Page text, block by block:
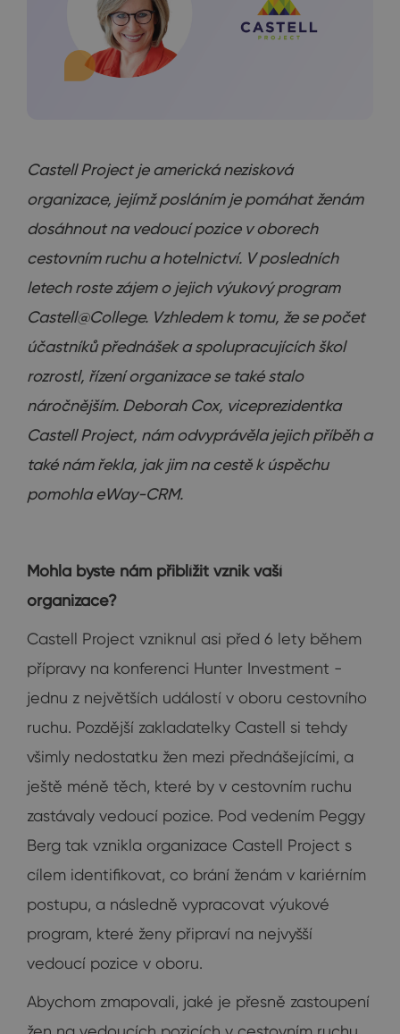
Castell Project je americká nezisková
organizace, jejímž posláním je pomáhat ženám
dosáhnout na vedoucí pozice v oborech
cestovním ruchu a hotelnictví. V posledních
letech roste zájem o jejich výukový program
Castell@College. Vzhledem k tomu, že se počet
účastníků přednášek a spolupracujících škol
rozrostl, řízení organizace se také stalo
náročnějším. Deborah Cox, viceprezidentka
Castell Project, nám odvyprávěla jejich příběh a
také nám řekla, jak jim na cestě k úspěchu
pomohla eWay-CRM.
Mohla byste nám přiblížit vznik vaší
organizace?
Castell Project vzniknul asi před 6 lety během
přípravy na konferenci Hunter Investment -
jednu z největších událostí v oboru cestovního
ruchu. Pozdější zakladatelky Castell si tehdy
všimly nedostatku žen mezi přednášejícími, a
ještě méně těch, které by v cestovním ruchu
zastávaly vedoucí pozice. Pod vedením Peggy
Berg tak vznikla organizace Castell Project s
cílem identifikovat, co brání ženám v kariérním
postupu, a následně vypracovat výukové
program, které ženy připraví na nejvyšší
vedoucí pozice v oboru.
Abychom zmapovali, jaké je přesně zastoupení